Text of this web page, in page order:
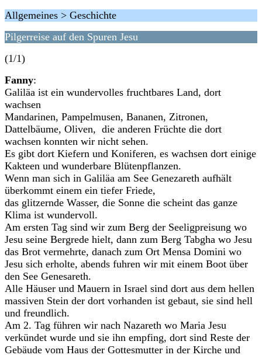
Allgemeines > Geschichte
Pilgerreise auf den Spuren Jesu
(1/1)
Fanny:
Galiläa ist ein wundervolles fruchtbares Land, dort
wachsen
Mandarinen, Pampelmusen, Bananen, Zitronen,
Dattelbäume, Oliven, die anderen Früchte die dort
wachsen konnten wir nicht sehen.
Es gibt dort Kiefern und Koniferen, es wachsen dort einige
Kakteen und wunderbare Blütenpflanzen.
Wenn man sich in Galiläa am See Genezareth aufhält
überkommt einem ein tiefer Friede,
das glitzernde Wasser, die Sonne die scheint das ganze
Klima ist wundervoll.
Am ersten Tag sind wir zum Berg der Seeligpreisung wo
Jesu seine Bergrede hielt, dann zum Berg Tabgha wo Jesu
das Brot vermehrte, danach zum Ort Mensa Domini wo
Jesu sich erholte, abends fuhren wir mit einem Boot über
den See Genesareth.
Alle Häuser und Mauern in Israel sind dort aus dem hellen
massiven Stein der dort vorhanden ist gebaut, sie sind hell
und freundlich.
Am 2. Tag führen wir nach Nazareth wo Maria Jesu
verkündet wurde und sie ihn empfing, dort sind Reste der
Gebäude vom Haus der Gottesmutter in der Kirche und